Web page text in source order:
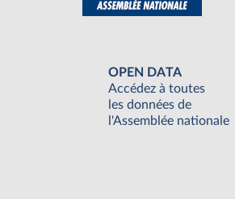
OPEN DATA
Accédez à toutes
les données de
l'Assemblée nationale